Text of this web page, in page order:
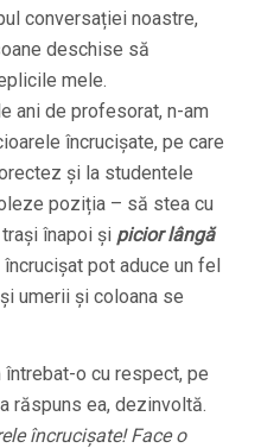
conversației noastre,
deschise să
mele.
ani de profesorat, n-am
încrucișate, pe care
și la studentele
poziția – să stea cu
înapoi și picior lângă
pot aduce un fel
umerii și coloana se
o cu respect, pe
răspuns ea, dezinvoltă.
încrucișate! Face o